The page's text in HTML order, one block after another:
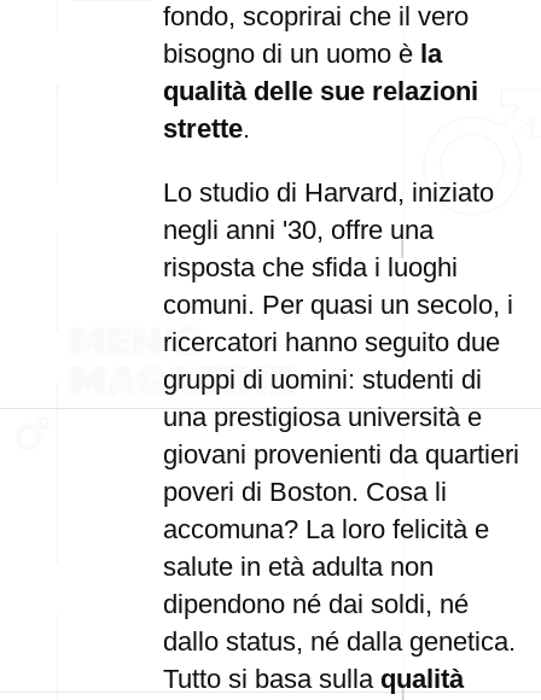
fondo, scoprirai che il vero
bisogno di un uomo è la
qualità delle sue relazioni
strette.
Lo studio di Harvard, iniziato
negli anni '30, offre una
risposta che sfida i luoghi
comuni. Per quasi un secolo, i
ricercatori hanno seguito due
gruppi di uomini: studenti di
una prestigiosa università e
giovani provenienti da quartieri
poveri di Boston. Cosa li
accomuna? La loro felicità e
salute in età adulta non
dipendono né dai soldi, né
dallo status, né dalla genetica.
Tutto si basa sulla qualità